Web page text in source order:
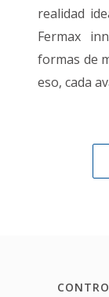
realidad
Fermax
formas de
eso, cada